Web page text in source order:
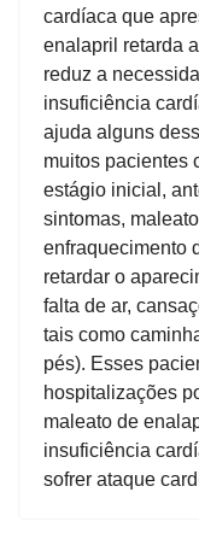
cardíaca que
enalapril retarda
reduz a
insuficiência
ajuda alguns
muitos pacientes
estágio inicial,
sintomas,
enfraquecimento
retardar o
falta de ar,
tais como
pés). Esses
hospitalizações
maleato de
insuficiência
sofrer ataque